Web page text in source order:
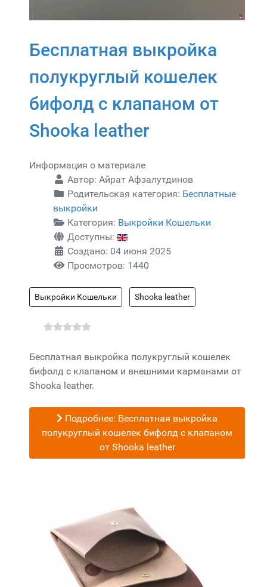
Бесплатная выкройка
полукруглый кошелек
бифолд с клапаном от
Shooka leather
Информация о материале
Автор: Айрат Афзалутдинов
Родительская категория: Бесплатные
выкройки
Категория: Выкройки Кошельки
Доступны:
Создано: 04 июня 2025
Просмотров: 1440
Выкройки Кошельки Shooka leather
Бесплатная выкройка полукруглый кошелек
бифолд с клапаном и внешними карманами от
Shooka leather.
Подробнее: Бесплатная выкройка
полукруглый кошелек бифолд с клапаном
от Shooka leather